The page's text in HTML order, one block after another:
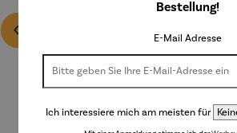
Bestellung!
E-Mail Adresse
Ich interessiere mich am meisten für